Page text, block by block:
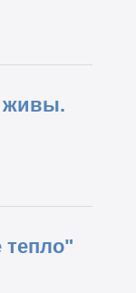
живы.
тепло"